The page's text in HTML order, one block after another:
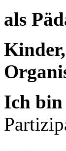
als
Ich bin